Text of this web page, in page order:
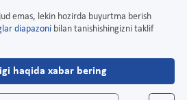
emas, lekin hozirda buyurtma berish
diapazoni bilan tanishishingizni taklif
haqida xabar bering